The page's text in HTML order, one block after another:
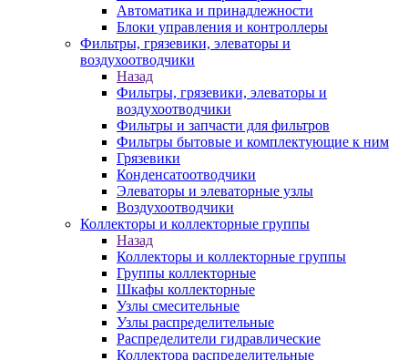
Автоматика и принадлежности
Блоки управления и контроллеры
Фильтры, грязевики, элеваторы и
воздухоотводчики
Назад
Фильтры, грязевики, элеваторы и
воздухоотводчики
Фильтры и запчасти для фильтров
Фильтры бытовые и комплектующие к ним
Грязевики
Конденсатоотводчики
Элеваторы и элеваторные узлы
Воздухоотводчики
Коллекторы и коллекторные группы
Назад
Коллекторы и коллекторные группы
Группы коллекторные
Шкафы коллекторные
Узлы смесительные
Узлы распределительные
Распределители гидравлические
Коллектора распределительные